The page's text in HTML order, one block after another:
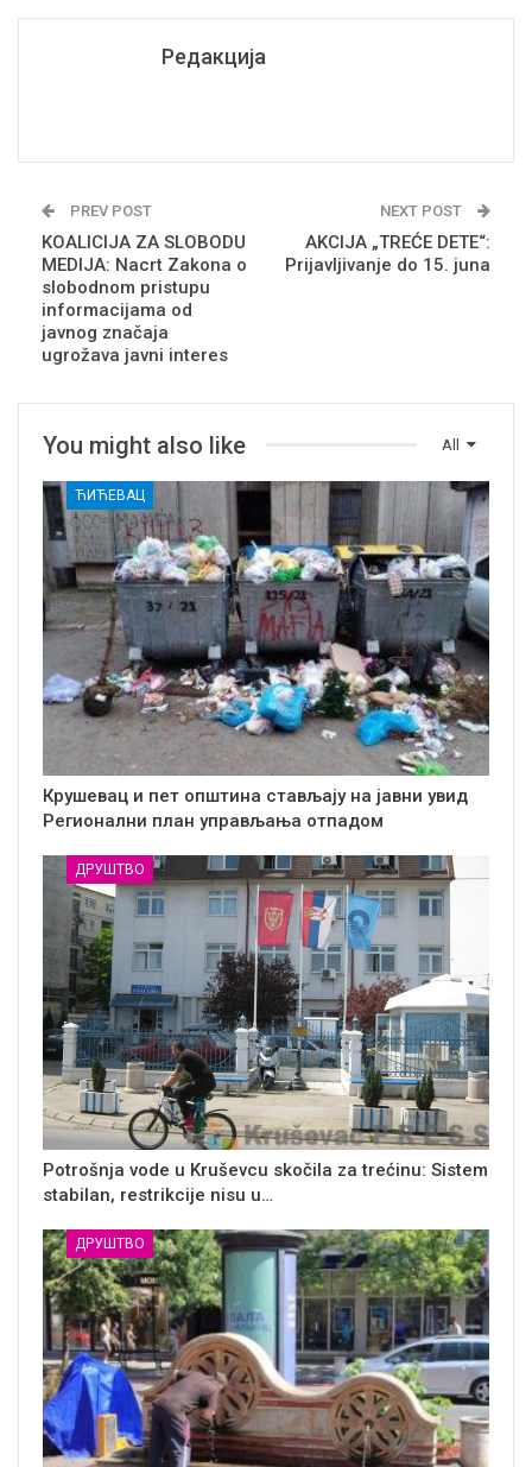
Редакција
PREV POST
KOALICIJA ZA SLOBODU
MEDIJA: Nacrt Zakona o
slobodnom pristupu
informacijama od
javnog značaja
ugrožava javni interes
NEXT POST
AKCIJA „TREĆE DETE“:
Prijavljivanje do 15. juna
All
You might also like
ЋИЋЕВАЦ
Крушевац и пет општина стављају на јавни увид
Регионални план управљања отпадом
ДРУШТВО
Potrošnja vode u Kruševcu skočila za trećinu: Sistem
stabilan, restrikcije nisu u…
ДРУШТВО